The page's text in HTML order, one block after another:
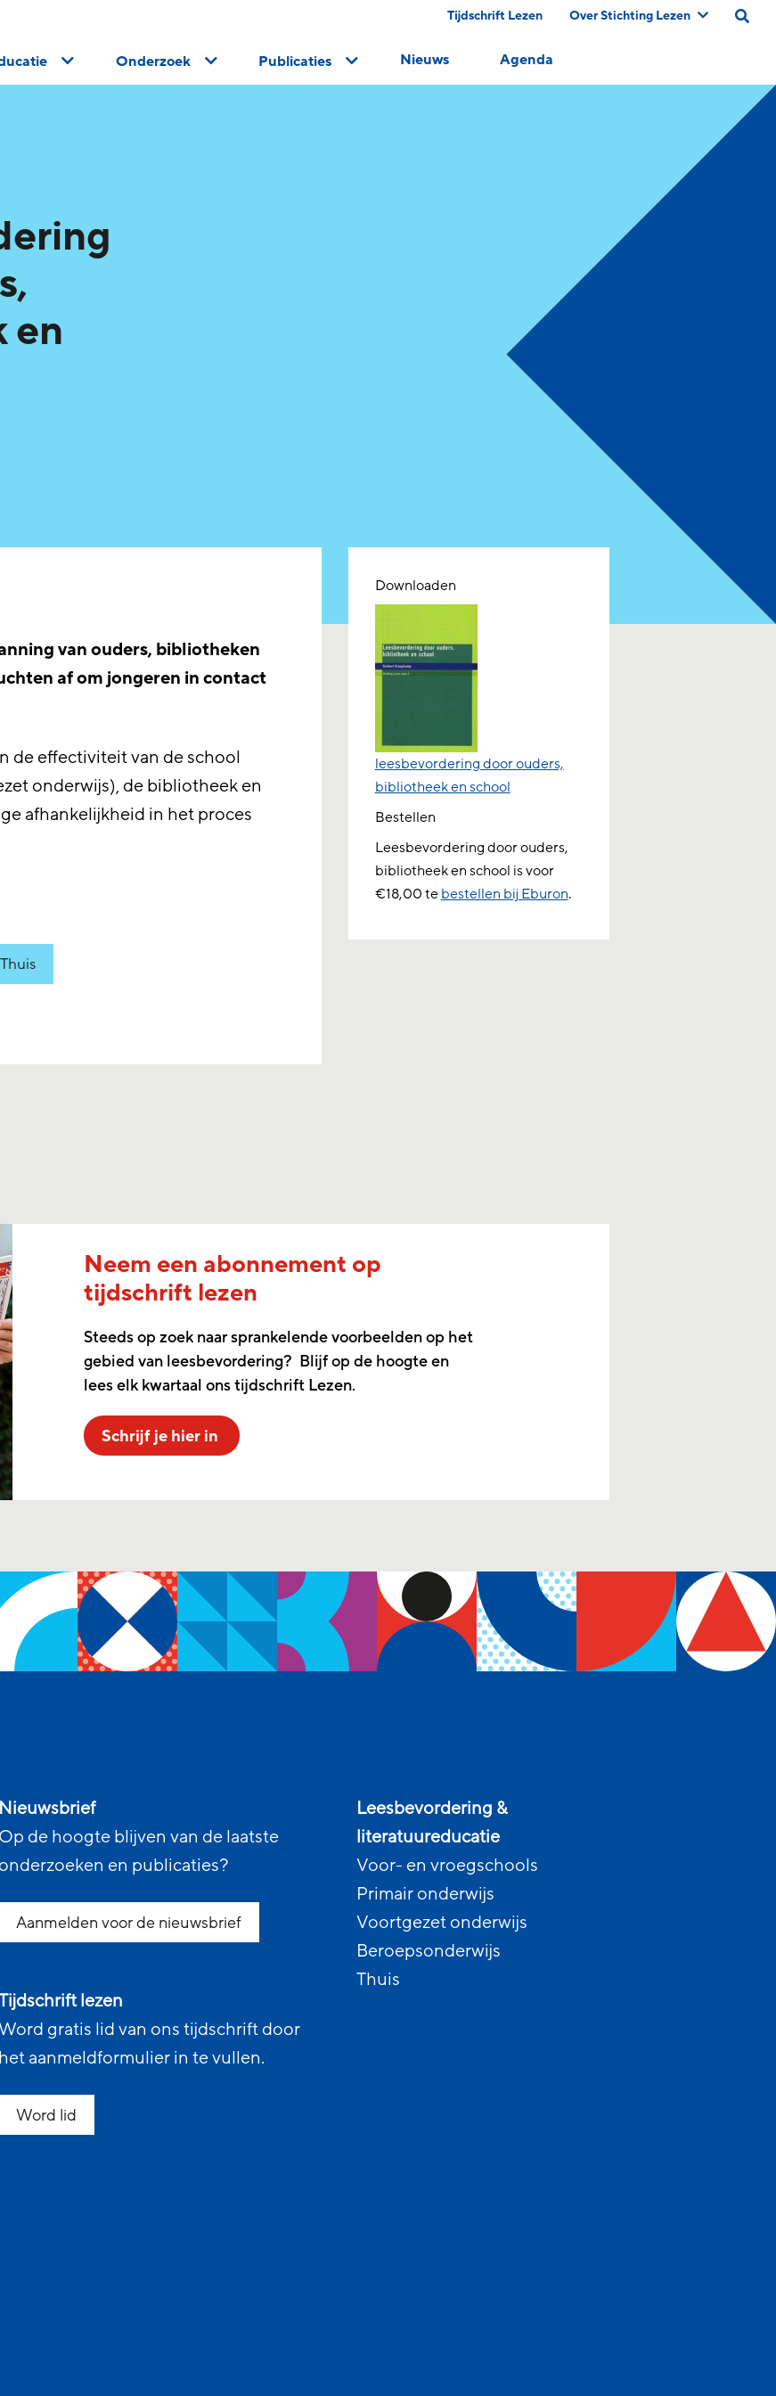
Tijdschrift Lezen Over Stichting Lezen
Onderzoek Publicaties Nieuws Agenda
en
Downloaden
leesbevordering door ouders,
bibliotheek en school
Bestellen
Leesbevordering door ouders,
bibliotheek en school is voor
€18,00 tebestellen bij Eburon.
van ouders, bibliotheken
af om jongeren in contact
de effectiviteit van de school
onderwijs), de bibliotheek en
afhankelijkheid in het proces
Thuis
Neem een abonnement op
tijdschrift lezen
Steeds op zoek naar sprankelende voorbeelden op het
gebied van leesbevordering? Blijf op de hoogte en
lees elk kwartaal ons tijdschrift Lezen.
Schrijf je hier in
Nieuwsbrief
Op de hoogte blijven van de laatste
onderzoeken en publicaties?
Aanmelden voor de nieuwsbrief
lezen
gratis lid van ons tijdschrift door
het aanmeldformulier in te vullen.
Word lid
Leesbevordering &
literatuureducatie
Voor- en vroegschools
Primair onderwijs
Voortgezet onderwijs
Beroepsonderwijs
Thuis